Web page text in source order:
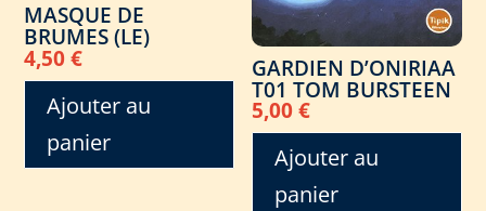
MASQUE DE
BRUMES (LE)
4,50€
Ajouter au
panier
GARDIEN D’ONIRIAA
T01 TOM BURSTEEN
5,00€
Ajouter au
panier